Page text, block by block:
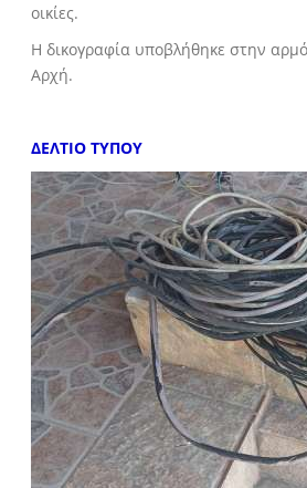
οικίες.
Η δικογραφία υποβλήθηκε στην
Αρχή.
ΔΕΛΤΙΟ ΤΥΠΟΥ